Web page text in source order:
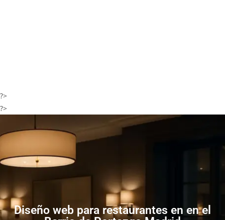
?>
?>
Diseño web para restaurantes en en el